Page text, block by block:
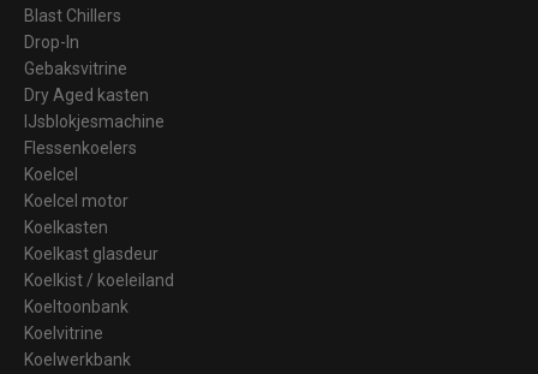
Blast Chillers
Drop-In
Gebaksvitrine
Dry Aged kasten
IJsblokjesmachine
Flessenkoelers
Koelcel
Koelcel motor
Koelkasten
Koelkast glasdeur
Koelkist / koeleiland
Koeltoonbank
Koelvitrine
Koelwerkbank